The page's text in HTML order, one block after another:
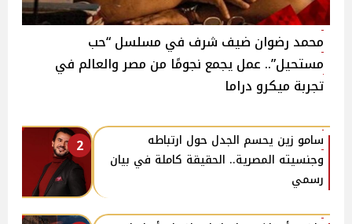
محمد رضوان ضيف شرف في مسلسل “حب
مستحيل”.. عمل يجمع نجومًا من مصر والعالم في
تجربة ميكرو دراما
2
سامو زين يحسم الجدل حول ارتباطه
وجنسيته المصرية.. الحقيقة كاملة في بيان
رسمي